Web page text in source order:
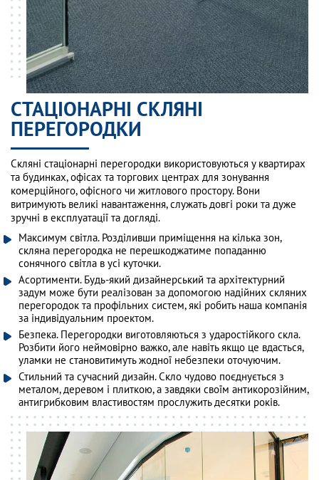
СТАЦІОНАРНІ СКЛЯНІ
ПЕРЕГОРОДКИ
Скляні стаціонарні перегородки використовуються у квартирах
та будинках, офісах та торгових центрах для зонування
комерційного, офісного чи житлового простору. Вони
витримують великі навантаження, служать довгі роки та дуже
зручні в експлуатації та догляді.
Максимум світла. Розділивши приміщення на кілька зон,
скляна перегородка не перешкоджатиме попаданню
сонячного світла в усі куточки.
Асортименти. Будь-який дизайнерський та архітектурний
задум може бути реалізован за допомогою надійних скляних
перегородок та профільних систем, які робить наша компанія
за індивідуальним проектом.
Безпека. Перегородки виготовляються з ударостійкого скла.
Розбити його неймовірно важко, але навіть якщо це вдасться,
уламки не становитимуть жодної небезпеки оточуючим.
Стильний та сучасний дизайн. Скло чудово поєднується з
металом, деревом і плиткою, а завдяки своїм антикорозійним,
антигрибковим властивостям прослужить десятки років.